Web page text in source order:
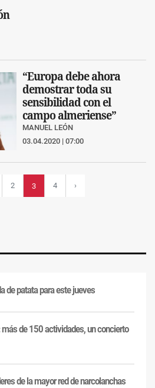
“Europa debe ahora
demostrar toda su
sensibilidad con el
campo almeriense”
MANUEL LEÓN
03.04.2020 | 07:00
2 3 4 ›
de patata para este jueves
de 150 actividades, un concierto
de la mayor red de narcolanchas